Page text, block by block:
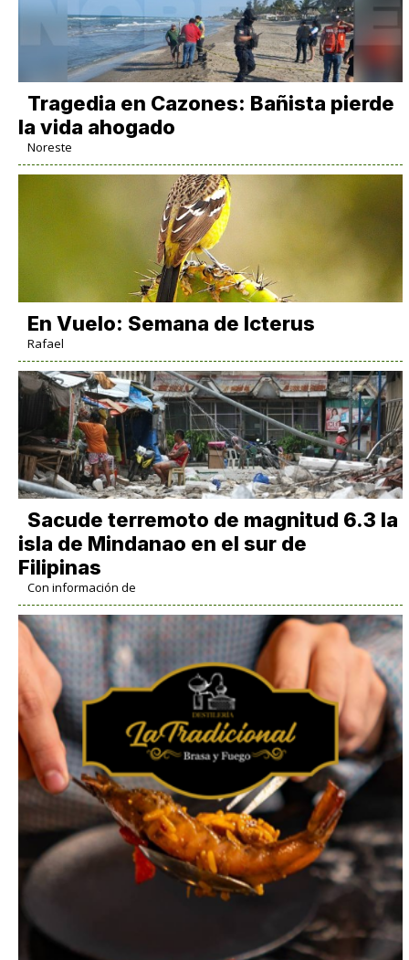
Tragedia en Cazones: Bañista pierde
la vida ahogado
Noreste
En Vuelo: Semana de Icterus
Rafael
Sacude terremoto de magnitud 6.3 la
isla de Mindanao en el sur de
Filipinas
Con información de